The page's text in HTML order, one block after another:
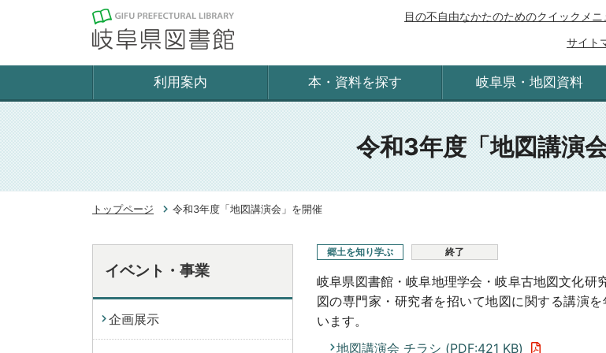
目の不自由なかたのためのクイックメニ
サイト
利用案内 本・資料を探す 岐阜県・地図資料
令和3年度「地図講演
トップページ 令和3年度「地図講演会」を開催
郷土を知り学ぶ 終了
岐阜県図書館・岐阜地理学会・岐阜古地図文化研
図の専門家・研究者を招いて地図に関する講演を
います。
地図講演会 チラシ (PDF:421 KB)
イベント・事業
企画展示